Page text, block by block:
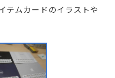
テムカードのイラストや